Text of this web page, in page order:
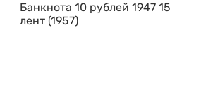
Банкнота 10 рублей 1947 15
лент (1957)